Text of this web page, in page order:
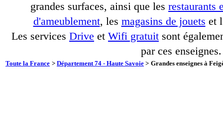
grandes surfaces, ainsi que les restaurants
d'ameublement, les magasins de jouets et
Les services Drive et Wifi gratuit sont
par ces enseignes.
Toute la France > Département 74 - Haute Savoie > Grandes enseignes à